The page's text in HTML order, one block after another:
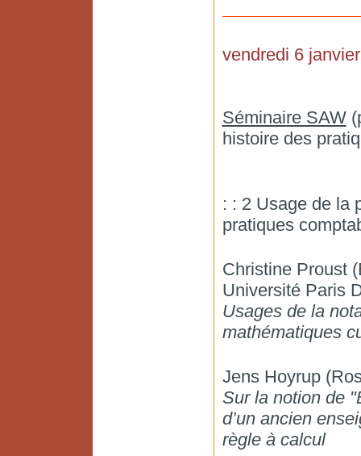
vendredi 6 janvier
Séminaire SAW
histoire des
: : 2 Usage de la
pratiques
Christine Proust
Université Paris
Usages de la
mathématiques
Jens Hoyrup
Sur la notion de
d’un ancien
règle à calcul